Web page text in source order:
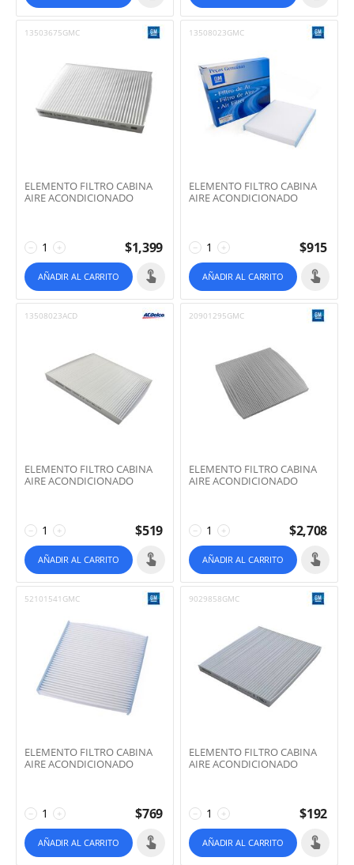
13503675GMC
ELEMENTO FILTRO CABINA
AIRE ACONDICIONADO
+
− $1,399
AÑADIR AL CARRITO
13508023GMC
ELEMENTO FILTRO CABINA
AIRE ACONDICIONADO
+
− $915
AÑADIR AL CARRITO
13508023ACD
ELEMENTO FILTRO CABINA
AIRE ACONDICIONADO
+
− $519
AÑADIR AL CARRITO
20901295GMC
ELEMENTO FILTRO CABINA
AIRE ACONDICIONADO
+
− $2,708
AÑADIR AL CARRITO
52101541GMC
ELEMENTO FILTRO CABINA
AIRE ACONDICIONADO
+
− $769
AÑADIR AL CARRITO
9029858GMC
ELEMENTO FILTRO CABINA
AIRE ACONDICIONADO
+
− $192
AÑADIR AL CARRITO